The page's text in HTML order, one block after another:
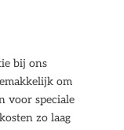
bij ons
om
voor speciale
zo laag